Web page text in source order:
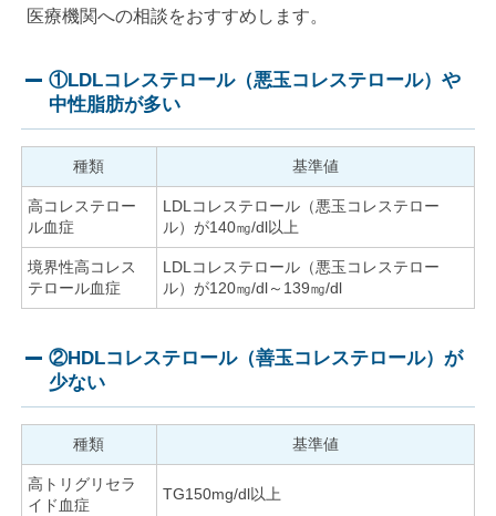
医療機関への相談をおすすめします。
①LDLコレステロール（悪玉コレステロール）や
中性脂肪が多い
種類 基準値
高コレステロー
ル血症
LDLコレステロール（悪玉コレステロー
ル）が140㎎/dl以上
境界性高コレス
テロール血症
LDLコレステロール（悪玉コレステロー
ル）が120㎎/dl～139㎎/dl
②HDLコレステロール（善玉コレステロール）が
少ない
種類 基準値
高トリグリセラ
イド血症
TG150mg/dl以上